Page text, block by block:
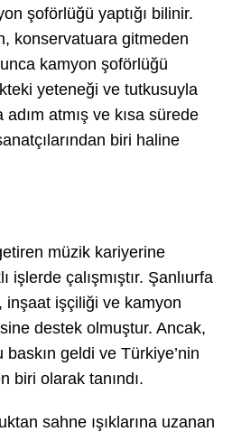
şoförlüğü yaptığı bilinir.
konservatuara gitmeden
kamyon şoförlüğü
yeteneği ve tutkusuyla
adım atmış ve kısa sürede
biri haline
müzik kariyerine
işlerde çalışmıştır. Şanlıurfa
inşaat işçiliği ve kamyon
destek olmuştur. Ancak,
geldi ve Türkiye’nin
biri olarak tanındı.
sahne ışıklarına uzanan